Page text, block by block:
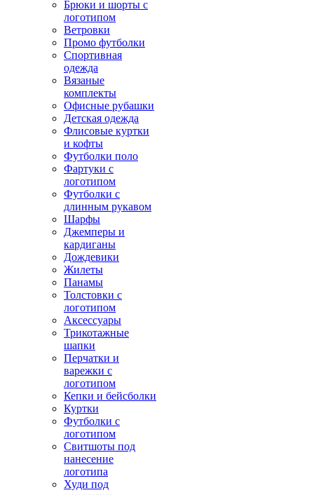
Брюки и шорты с
логотипом
Ветровки
Промо футболки
Спортивная
одежда
Вязаные
комплекты
Офисные рубашки
Детская одежда
Флисовые куртки
и кофты
Футболки поло
Фартуки с
логотипом
Футболки с
длинным рукавом
Шарфы
Джемперы и
кардиганы
Дождевики
Жилеты
Панамы
Толстовки с
логотипом
Аксессуары
Трикотажные
шапки
Перчатки и
варежки с
логотипом
Кепки и бейсболки
Куртки
Футболки с
логотипом
Свитшоты под
нанесение
логотипа
Худи под